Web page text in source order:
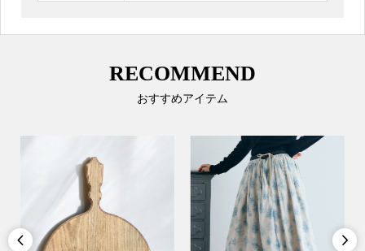
RECOMMEND
おすすめアイテム
 